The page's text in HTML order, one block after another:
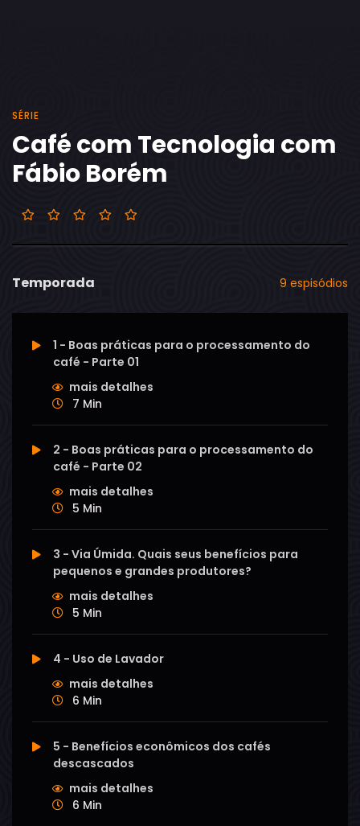
SÉRIE
Café com Tecnologia com
Fábio Borém
Temporada 9 espisódios
1 - Boas práticas para o processamento do
café - Parte 01
mais detalhes
7 Min
2 - Boas práticas para o processamento do
café - Parte 02
mais detalhes
5 Min
3 - Via Úmida. Quais seus benefícios para
pequenos e grandes produtores?
mais detalhes
5 Min
4 - Uso de Lavador
mais detalhes
6 Min
5 - Benefícios econômicos dos cafés
descascados
mais detalhes
6 Min